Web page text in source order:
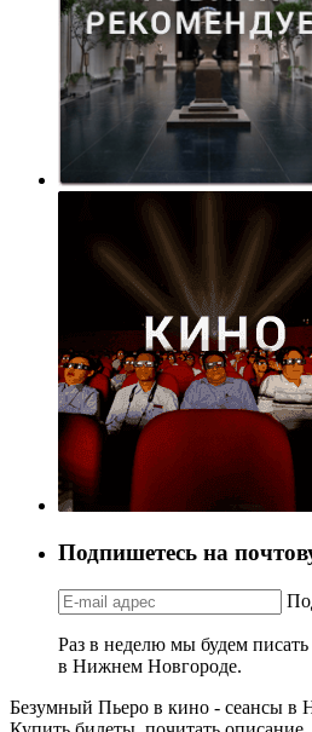
Подпишетесь на
Раз в неделю мы будем
в Нижнем Новгороде.
Безумный Пьеро в кино - сеансы в